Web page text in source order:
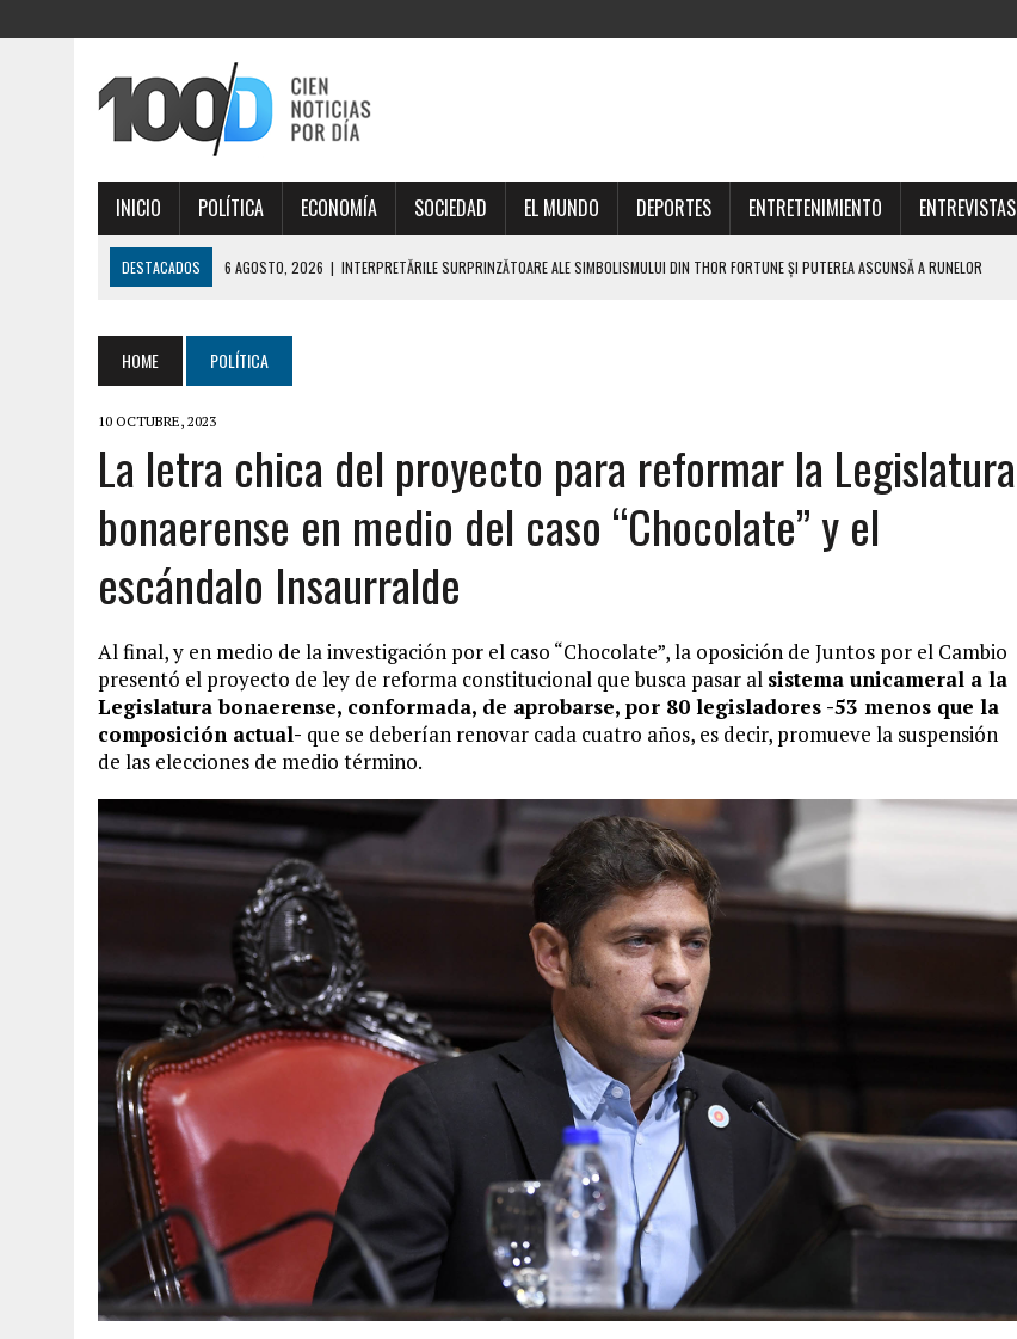
INICIO POLÍTICA ECONOMÍA SOCIEDAD EL MUNDO DEPORTES ENTRETENIMIENTO ENTREVISTAS
DESTACADOS 6 AGOSTO, 2026 | VÝHERNÉ KOMBINÁCIE A STRATÉGIA S THOR FORTUNE CASINO PRE SKÚSENÝCH AJ NOVÝCH HRÁČOV
REZULTATY POSZUKIWAŃ SKARBÓW I NIEZWYKŁA THOR FORTUNE DLA KOLEKCJONERÓW ARTEFAKTÓW
6 AGOSTO, 2026 | CRESCIMENTO FINANCEIRO COM THORFORTUNE E ESTRATÉGIAS INTELIGENTES PARA INVESTIR
6 AGOSTO, 2026
HOME POLÍTICA
10 OCTUBRE, 2023
La letra chica del proyecto para reformar la Legislatura
bonaerense en medio del caso “Chocolate” y el
escándalo Insaurralde
Al final, y en medio de la investigación por el caso “Chocolate”, la oposición de Juntos por el Cambio
presentó el proyecto de ley de reforma constitucional que busca pasar al sistema unicameral a la
Legislatura bonaerense, conformada, de aprobarse, por 80 legisladores -53 menos que la
composición actual- que se deberían renovar cada cuatro años, es decir, promueve la suspensión
de las elecciones de medio término.